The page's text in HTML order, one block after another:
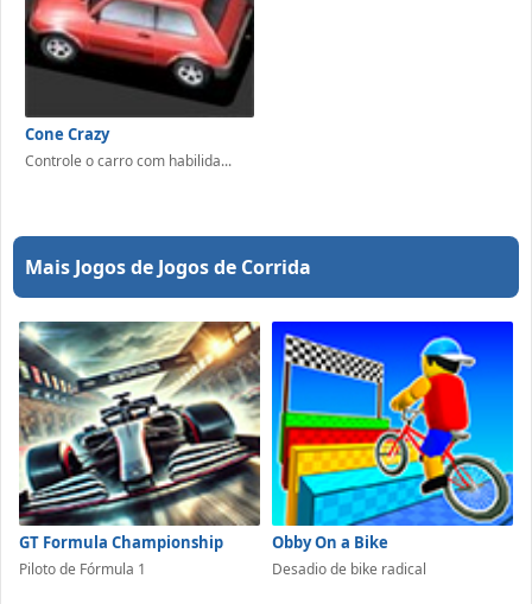
Cone Crazy
Controle o carro com habilida...
Mais Jogos de Jogos de Corrida
GT Formula Championship
Piloto de Fórmula 1
Obby On a Bike
Desadio de bike radical